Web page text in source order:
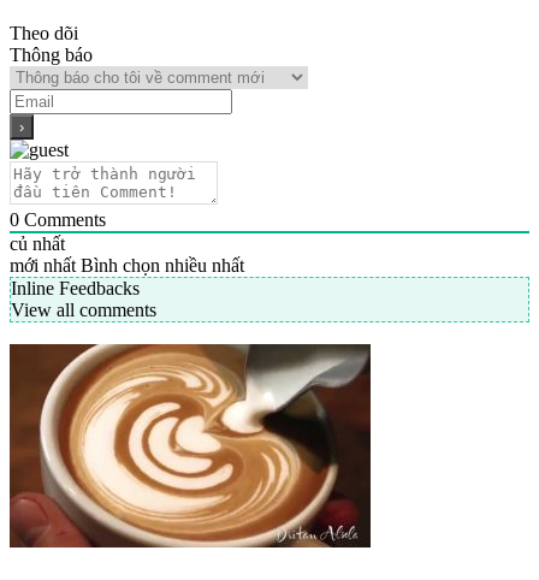
Theo dõi
Thông báo
0 Comments
củ nhất
mới nhất Bình chọn nhiều nhất
Inline Feedbacks
View all comments